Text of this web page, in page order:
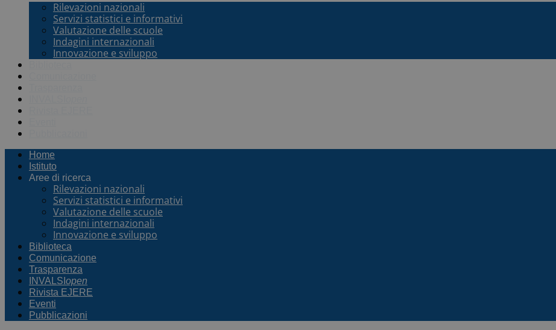
Rilevazioni nazionali
Servizi statistici e informativi
Valutazione delle scuole
Indagini internazionali
Innovazione e sviluppo
Home
Istituto
Aree di ricerca
Rilevazioni nazionali
Servizi statistici e informativi
Valutazione delle scuole
Indagini internazionali
Innovazione e sviluppo
Biblioteca
Comunicazione
Trasparenza
INVALSI open
Rivista EJERE
Eventi
Pubblicazioni